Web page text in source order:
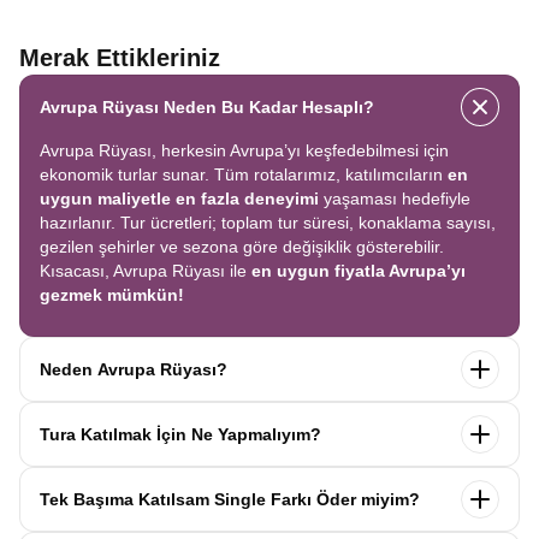
Merak Ettikleriniz
Avrupa Rüyası Neden Bu Kadar Hesaplı?
Avrupa Rüyası, herkesin Avrupa’yı keşfedebilmesi için
ekonomik turlar sunar. Tüm rotalarımız, katılımcıların en
uygun maliyetle en fazla deneyimi yaşaması hedefiyle
hazırlanır. Tur ücretleri; toplam tur süresi, konaklama sayısı,
gezilen şehirler ve sezona göre değişiklik gösterebilir.
Kısacası, Avrupa Rüyası ile en uygun fiyatla Avrupa’yı
gezmek mümkün!
Neden Avrupa Rüyası?
tek seferde birçok
ülkeyikeşfedin! Ekstra tur ücreti yok, tüm geziler fiyata
ile Avrupa’yı en keyifli şekilde yaşayın.
Tura Katılmak İçin Ne Yapmalıyım?
seyahat sözleşmesinionaylayın.İlk taksitiödediğinizde
Tek Başıma Katılsam Single Farkı Öder miyim?